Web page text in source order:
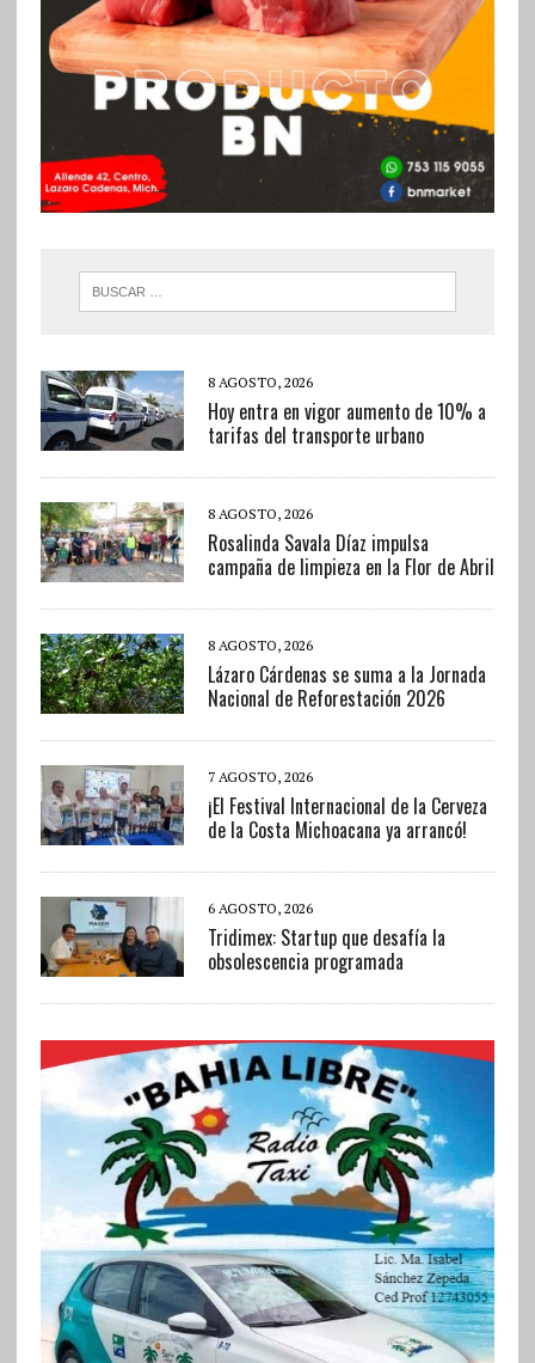
8 AGOSTO, 2026
Hoy entra en vigor aumento de 10% a
tarifas del transporte urbano
8 AGOSTO, 2026
Rosalinda Savala Díaz impulsa
campaña de limpieza en la Flor de Abril
8 AGOSTO, 2026
Lázaro Cárdenas se suma a la Jornada
Nacional de Reforestación 2026
7 AGOSTO, 2026
¡El Festival Internacional de la Cerveza
de la Costa Michoacana ya arrancó!
6 AGOSTO, 2026
Tridimex: Startup que desafía la
obsolescencia programada